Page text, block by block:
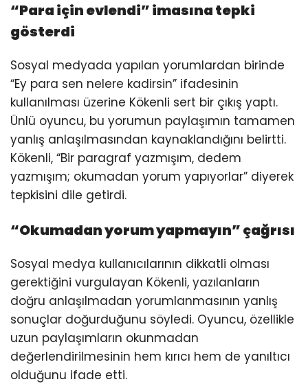
“Para için evlendi” imasına tepki
gösterdi
Sosyal medyada yapılan yorumlardan birinde
“Ey para sen nelere kadirsin” ifadesinin
kullanılması üzerine Kökenli sert bir çıkış yaptı.
Ünlü oyuncu, bu yorumun paylaşımın tamamen
yanlış anlaşılmasından kaynaklandığını belirtti.
Kökenli, “Bir paragraf yazmışım, dedem
yazmışım; okumadan yorum yapıyorlar” diyerek
tepkisini dile getirdi.
“Okumadan yorum yapmayın” çağrısı
Sosyal medya kullanıcılarının dikkatli olması
gerektiğini vurgulayan Kökenli, yazılanların
doğru anlaşılmadan yorumlanmasının yanlış
sonuçlar doğurduğunu söyledi. Oyuncu, özellikle
uzun paylaşımların okunmadan
değerlendirilmesinin hem kırıcı hem de yanıltıcı
olduğunu ifade etti.